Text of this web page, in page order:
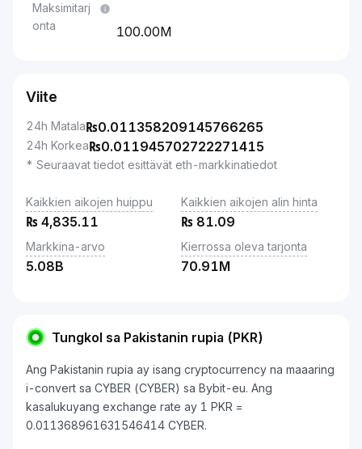
Maksimitarj
onta
100.00M
Viite
24h Matala₨0.011358209145766265
24h Korkea₨0.011945702722271415
* Seuraavat tiedot esittävät eth-markkinatiedot
Kaikkien aikojen huippu
₨ 4,835.11
Kaikkien aikojen alin hinta
₨ 81.09
Markkina-arvo
5.08B
Kierrossa oleva tarjonta
70.91M
Tungkol sa Pakistanin rupia (PKR)
Ang Pakistanin rupia ay isang cryptocurrency na maaaring
i-convert sa CYBER (CYBER) sa Bybit-eu. Ang
kasalukuyang exchange rate ay 1 PKR =
0.011368961631546414 CYBER.